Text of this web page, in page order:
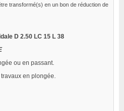
transformé(s) en un bon de réduction de
D 2.50 LC 15 L 38
ou en passant.
en plongée.